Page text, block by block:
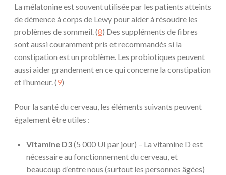
La mélatonine est souvent utilisée par les patients atteints
de démence à corps de Lewy pour aider à résoudre les
problèmes de sommeil. (8) Des suppléments de fibres
sont aussi couramment pris et recommandés si la
constipation est un problème. Les probiotiques peuvent
aussi aider grandement en ce qui concerne la constipation
et l’humeur. (9)
Pour la santé du cerveau, les éléments suivants peuvent
également être utiles :
Vitamine D3(5 000 UI par jour) – La vitamine D est
nécessaire au fonctionnement du cerveau, et
beaucoup d’entre nous (surtout les personnes âgées)